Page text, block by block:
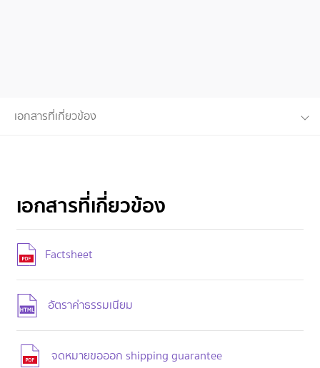
เอกสารที่เกี่ยวข้อง
เอกสารที่เกี่ยวข้อง
Factsheet
อัตราค่าธรรมเนียม
จดหมายขอออก shipping guarantee